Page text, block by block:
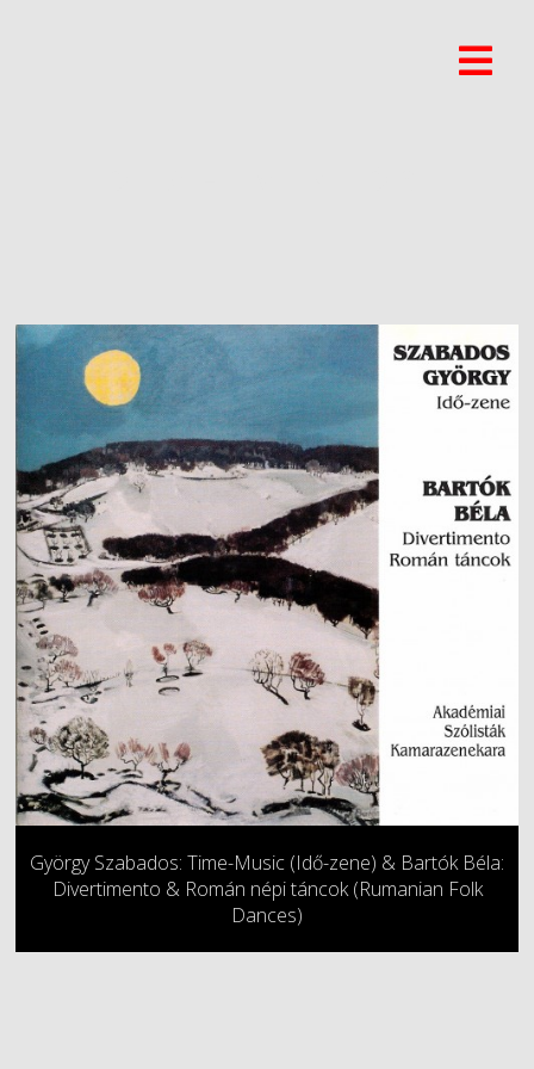
György Szabados: Time-Music (Idő-zene) & Bartók Béla:
Divertimento & Román népi táncok (Rumanian Folk
Dances)